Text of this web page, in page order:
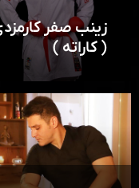
زینب صفر
( کاراته )